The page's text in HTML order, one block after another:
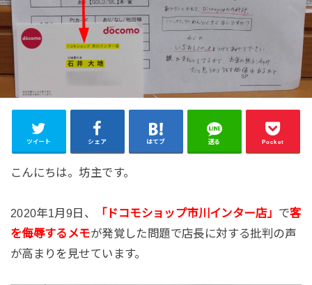
ツイート シェア はてブ 送る Pocket
こんにちは。坊主です。
2020年1月9日、 「ドコモショップ市川インター店」 で客
を侮辱するメモが発覚した問題で店長に対する批判の声
が高まりを見せています。